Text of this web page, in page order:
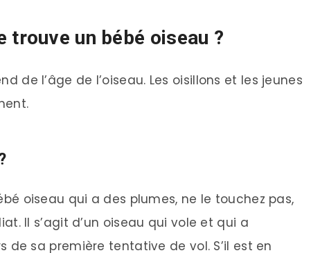
trouve un bébé oiseau ?
de l’âge de l’oiseau. Les oisillons et les jeunes
oiseau qui a des plumes, ne le touchez pas,
Il s’agit d’un oiseau qui vole et qui a
sa première tentative de vol. S’il est en